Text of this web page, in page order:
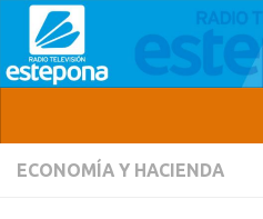
ECONOMÍA Y HACIENDA